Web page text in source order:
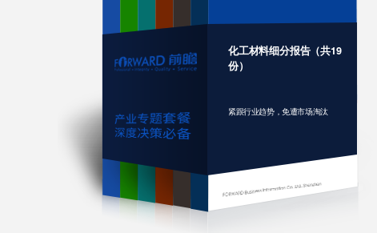
化工材料细分报告（共19
份）
紧跟行业趋势，免遭市场淘汰